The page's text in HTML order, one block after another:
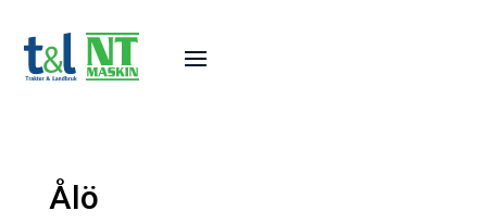
Ålö